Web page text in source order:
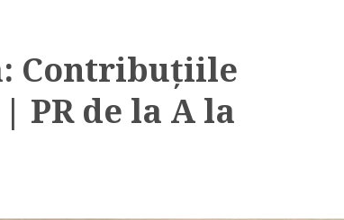
Contribuțiile
PR de la A la